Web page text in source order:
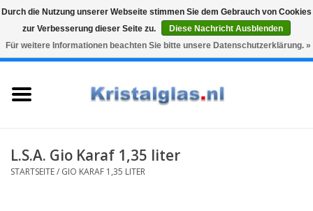
Snelle levering
Graveren
0 Artikel - €0,00
Karaffen
L.S.A. Gio Karaf 1,35 liter
STARTSEITE/ GIO KARAF 1,35 LITER
Durch die Nutzung unserer Webseite stimmen Sie dem Gebrauch von Cookies
zur Verbesserung dieser Seite zu.
Diese Nachricht Ausblenden
Für weitere Informationen beachten Sie bitte unsere Datenschutzerklärung. »